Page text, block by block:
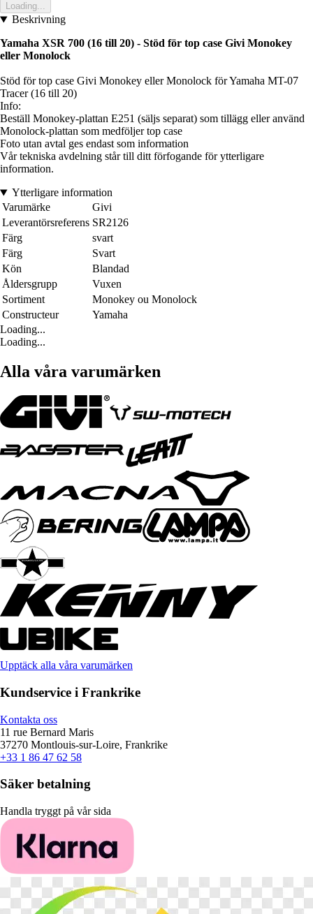
Loading...
Beskrivning
Yamaha XSR 700 (16 till 20) - Stöd för top case Givi Monokey
eller Monolock
Stöd för top case Givi Monokey eller Monolock för Yamaha MT-07
Tracer (16 till 20)
Info:
Beställ Monokey-plattan E251 (säljs separat) som tillägg eller använd
Monolock-plattan som medföljer top case
Foto utan avtal ges endast som information
Vår tekniska avdelning står till ditt förfogande för ytterligare
information.
Ytterligare information
Varumärke
Givi
Leverantörsreferens SR2126
Färg
svart
Färg
Svart
Kön
Blandad
Åldersgrupp
Vuxen
Sortiment
Monokey ou Monolock
Constructeur
Yamaha
Loading...
Loading...
Alla våra varumärken
Upptäck alla våra varumärken
Kundservice i Frankrike
Kontakta oss
11 rue Bernard Maris
37270 Montlouis-sur-Loire, Frankrike
+33 1 86 47 62 58
Säker betalning
Handla tryggt på vår sida